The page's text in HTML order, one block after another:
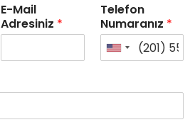
E-Mail
Adresiniz *
Telefon
Numaranız *